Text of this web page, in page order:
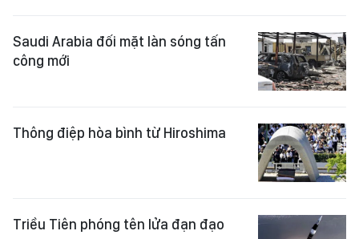
Saudi Arabia đối mặt làn sóng tấn
công mới
Thông điệp hòa bình từ Hiroshima
Triều Tiên phóng tên lửa đạn đạo